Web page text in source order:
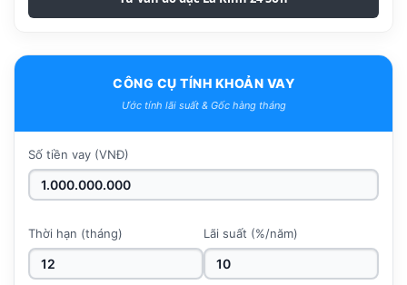
CÔNG CỤ TÍNH KHOẢN VAY
Ước tính lãi suất & Gốc hàng tháng
Số tiền vay (VNĐ)
Thời hạn (tháng) Lãi suất (%/năm)